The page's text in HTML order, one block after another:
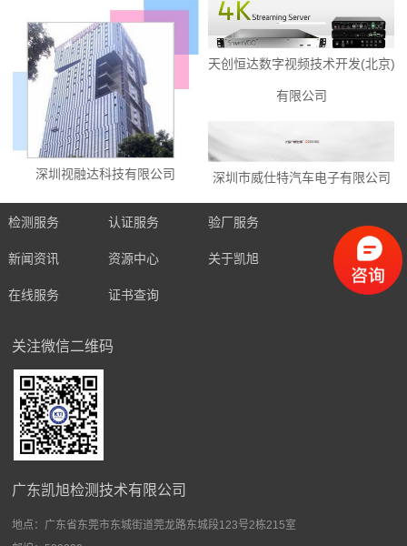
深圳视融达科技有限公司
天创恒达数字视频技术开发(北京)
有限公司
深圳市威仕特汽车电子有限公司
检测服务 认证服务 验厂服务
新闻资讯 资源中心 关于凯旭
在线服务 证书查询
关注微信二维码
广东凯旭检测技术有限公司
地点： 广东省东莞市东城街道莞龙路东城段123号2栋215室